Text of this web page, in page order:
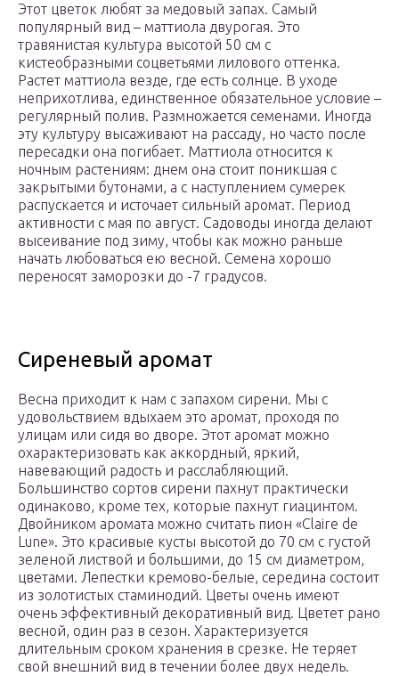
Этот цветок любят за медовый запах. Самый
популярный вид – маттиола двурогая. Это
травянистая культура высотой 50 см с
кистеобразными соцветьями лилового оттенка.
Растет маттиола везде, где есть солнце. В уходе
неприхотлива, единственное обязательное условие –
регулярный полив. Размножается семенами. Иногда
эту культуру высаживают на рассаду, но часто после
пересадки она погибает. Маттиола относится к
ночным растениям: днем она стоит поникшая с
закрытыми бутонами, а с наступлением сумерек
распускается и источает сильный аромат. Период
активности с мая по август. Садоводы иногда делают
высеивание под зиму, чтобы как можно раньше
начать любоваться ею весной. Семена хорошо
переносят заморозки до -7 градусов.
Сиреневый аромат
Весна приходит к нам с запахом сирени. Мы с
удовольствием вдыхаем это аромат, проходя по
улицам или сидя во дворе. Этот аромат можно
охарактеризовать как аккордный, яркий,
навевающий радость и расслабляющий.
Большинство сортов сирени пахнут практически
одинаково, кроме тех, которые пахнут гиацинтом.
Двойником аромата можно считать пион «Clairе de
Lune». Это красивые кусты высотой до 70 см с густой
зеленой листвой и большими, до 15 см диаметром,
цветами. Лепестки кремово-белые, середина состоит
из золотистых стаминодий. Цветы очень имеют
очень эффективный декоративный вид. Цветет рано
весной, один раз в сезон. Характеризуется
длительным сроком хранения в срезке. Не теряет
свой внешний вид в течении более двух недель.